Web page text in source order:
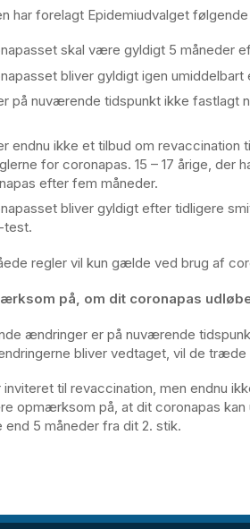
har forelagt Epidemiudvalget
skal være gyldigt 5 måneder
bliver gyldigt igen umiddelbart
på nuværende tidspunkt ikke fastlagt
endnu ikke et tilbud om revaccination
for coronapas. 15 – 17 årige, der
efter fem måneder.
bliver gyldigt efter tidligere
test.
regler vil kun gælde ved brug af
på, om dit coronapas
ændringer er på nuværende
bliver vedtaget, vil de træde
inviteret til revaccination, men endnu
opmærksom på, at dit coronapas kan
end 5 måneder fra dit 2. stik.